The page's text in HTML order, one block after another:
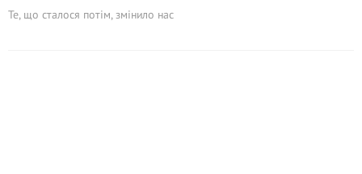
Те, що сталося потім, змінило нас